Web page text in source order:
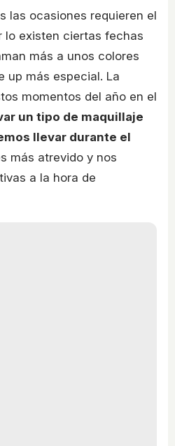
las ocasiones requieren el
lo existen ciertas fechas
más a unos colores
up más especial. La
momentos del año en el
un tipo de maquillaje
llevar durante el
más atrevido y nos
a la hora de